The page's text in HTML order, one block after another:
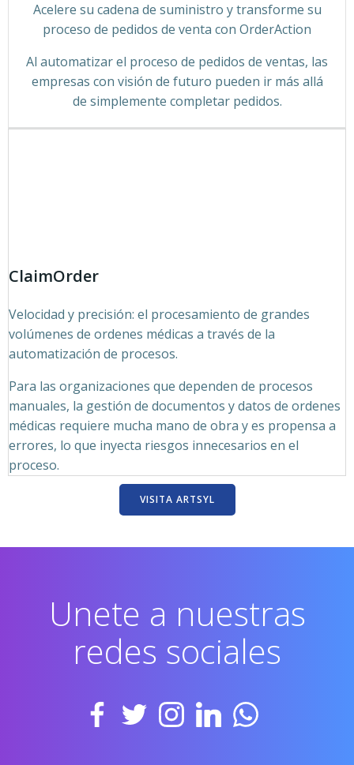
Acelere su cadena de suministro y transforme su
proceso de pedidos de venta con OrderAction
Al automatizar el proceso de pedidos de ventas, las
empresas con visión de futuro pueden ir más allá
de simplemente completar pedidos.
ClaimOrder
Velocidad y precisión: el procesamiento de grandes
volúmenes de ordenes médicas a través de la
automatización de procesos.
Para las organizaciones que dependen de procesos
manuales, la gestión de documentos y datos de ordenes
médicas requiere mucha mano de obra y es propensa a
errores, lo que inyecta riesgos innecesarios en el
proceso.
VISITA ARTSYL
Unete a nuestras
redes sociales